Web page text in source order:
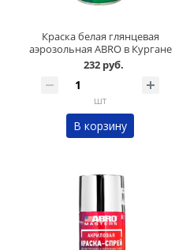
Краска белая глянцевая
аэрозольная ABRO в Кургане
232 руб.
шт
В корзину